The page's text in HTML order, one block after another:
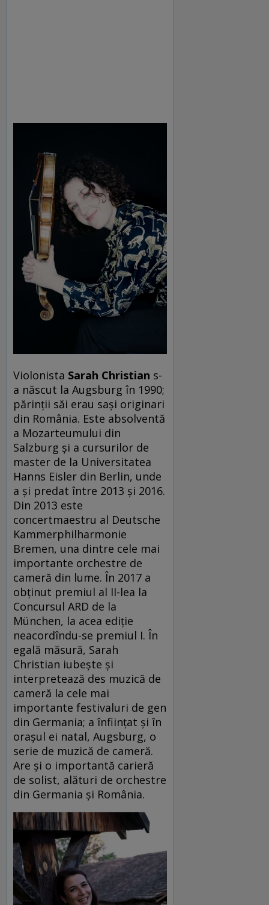
Violonista Sarah Christian s-
a născut la Augsburg în 1990;
părinții săi erau sași originari
din România. Este absolventă
a Mozarteumului din
Salzburg și a cursurilor de
master de la Universitatea
Hanns Eisler din Berlin, unde
a și predat între 2013 și 2016.
Din 2013 este
concertmaestru al Deutsche
Kammerphilharmonie
Bremen, una dintre cele mai
importante orchestre de
cameră din lume. În 2017 a
obținut premiul al II-lea la
Concursul ARD de la
München, la acea ediție
neacordîndu-se premiul I. În
egală măsură, Sarah
Christian iubește și
interpretează des muzică de
cameră la cele mai
importante festivaluri de gen
din Germania; a înființat și în
orașul ei natal, Augsburg, o
serie de muzică de cameră.
Are și o importantă carieră
de solist, alături de orchestre
din Germania și România.